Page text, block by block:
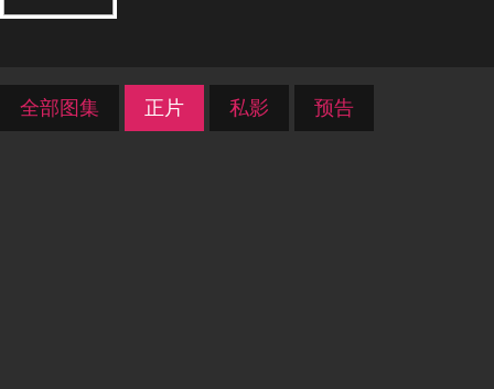
全部图集 正片 私影 预告